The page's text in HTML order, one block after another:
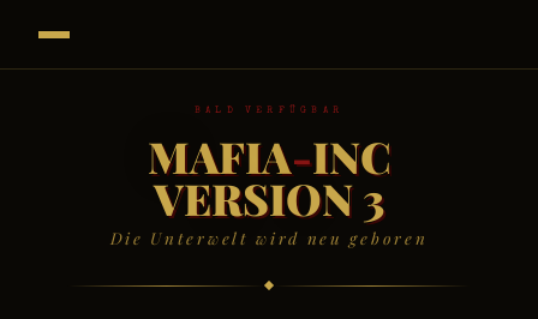
BALD VERFÜGBAR
MAFIA-INC
VERSION 3—
Die Unterwelt wird neu geboren